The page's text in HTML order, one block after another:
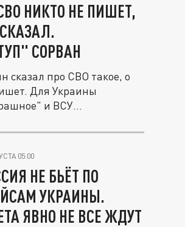
НИКТО НЕ ПИШЕТ,
СОРВАН
сказал про СВО такое, о
Для Украины
и ВСУ
05:00
НЕ БЬЁТ ПО
УКРАИНЫ.
ЯВНО НЕ ВСЕ ЖДУТ